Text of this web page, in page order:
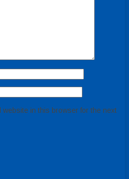
website in this browser for the next